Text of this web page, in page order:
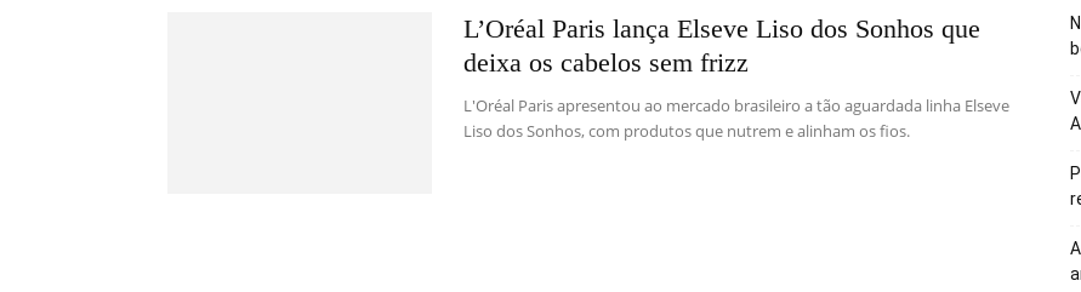
L’Oréal Paris lança Elseve Liso dos Sonhos que
deixa os cabelos sem frizz
L'Oréal Paris apresentou ao mercado brasileiro a tão aguardada linha Elseve
Liso dos Sonhos, com produtos que nutrem e alinham os fios.